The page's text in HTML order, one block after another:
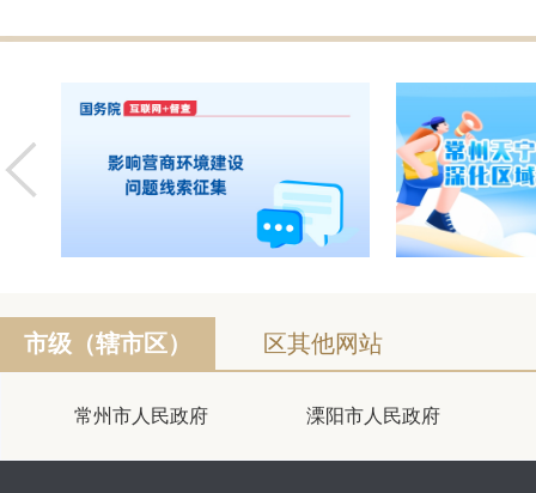
市级（辖市区） 区其他网站
常州市人民政府 溧阳市人民政府